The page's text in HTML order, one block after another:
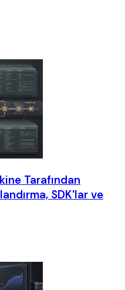
Tarafından
SDK'lar ve